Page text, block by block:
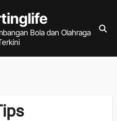
Bola dan Olahraga